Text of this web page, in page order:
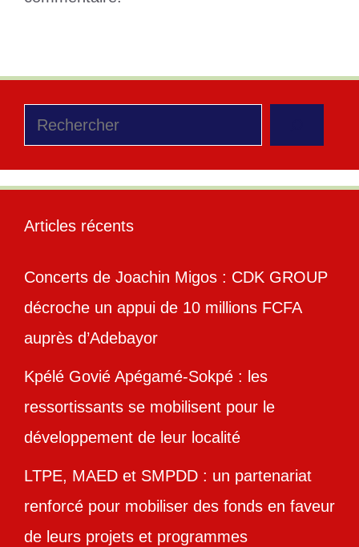
Rechercher
Articles récents
Concerts de Joachin Migos : CDK GROUP
décroche un appui de 10 millions FCFA
auprès d’Adebayor
Kpélé Govié Apégamé-Sokpé : les
ressortissants se mobilisent pour le
développement de leur localité
LTPE, MAED et SMPDD : un partenariat
renforcé pour mobiliser des fonds en faveur
de leurs projets et programmes